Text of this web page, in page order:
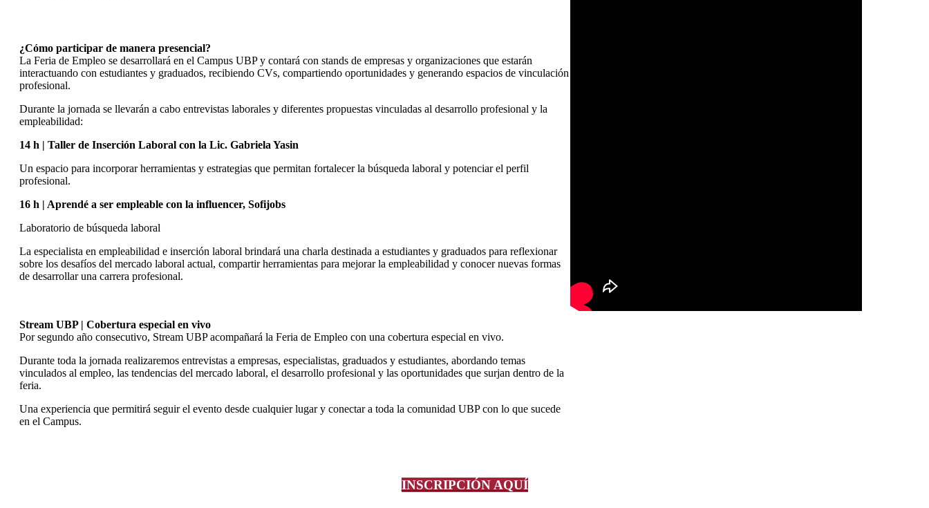
¿Cómo participar de manera presencial?
La Feria de Empleo se desarrollará en el Campus UBP y contará con stands de empresas y organizaciones que estarán
interactuando con estudiantes y graduados, recibiendo CVs, compartiendo oportunidades y generando espacios de vinculación
profesional.
Durante la jornada se llevarán a cabo entrevistas laborales y diferentes propuestas vinculadas al desarrollo profesional y la
empleabilidad:
14 h | Taller de Inserción Laboral con la Lic. Gabriela Yasin
Un espacio para incorporar herramientas y estrategias que permitan fortalecer la búsqueda laboral y potenciar el perfil
profesional.
16 h | Aprendé a ser empleable con la influencer, Sofijobs
Laboratorio de búsqueda laboral
La especialista en empleabilidad e inserción laboral brindará una charla destinada a estudiantes y graduados para reflexionar
sobre los desafíos del mercado laboral actual, compartir herramientas para mejorar la empleabilidad y conocer nuevas formas
de desarrollar una carrera profesional.
Stream UBP | Cobertura especial en vivo
Por segundo año consecutivo, Stream UBP acompañará la Feria de Empleo con una cobertura especial en vivo.
Durante toda la jornada realizaremos entrevistas a empresas, especialistas, graduados y estudiantes, abordando temas
vinculados al empleo, las tendencias del mercado laboral, el desarrollo profesional y las oportunidades que surjan dentro de la
feria.
Una experiencia que permitirá seguir el evento desde cualquier lugar y conectar a toda la comunidad UBP con lo que sucede
en el Campus.
INSCRIPCIÓN AQUÍ